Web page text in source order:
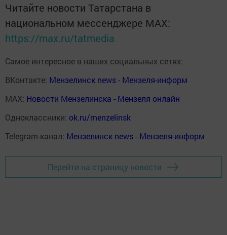
Читайте новости Татарстана в
национальном мессенджере MАХ:
https://max.ru/tatmedia
Самое интересное в наших социальных сетях:
ВКонтакте: Мензелинск news - Мензеля-информ
MAX: Новости Мензелинска - Мензеля онлайн
Одноклассники: ok.ru/menzelinsk
Telegram-канал: Мензелинск news - Мензеля-информ
Перейти на страницу новости